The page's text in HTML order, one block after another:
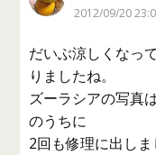
2012/09/20
だいぶ涼しくなっ
りましたね。
ズーラシアの写真
のうちに
2回も修理に出し